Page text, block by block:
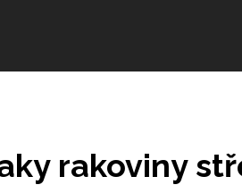
rakoviny